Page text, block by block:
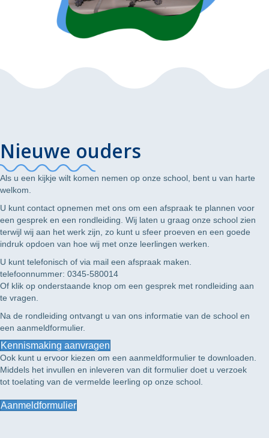
Nieuwe ouders
Als u een kijkje wilt komen nemen op onze school, bent u van harte
welkom.
U kunt contact opnemen met ons om een afspraak te plannen voor
een gesprek en een rondleiding. Wij laten u graag onze school zien
terwijl wij aan het werk zijn, zo kunt u sfeer proeven en een goede
indruk opdoen van hoe wij met onze leerlingen werken.
U kunt telefonisch of via mail een afspraak maken.
telefoonnummer: 0345-580014
Of klik op onderstaande knop om een gesprek met rondleiding aan
te vragen.
Na de rondleiding ontvangt u van ons informatie van de school en
een aanmeldformulier.
Kennismaking aanvragen
Ook kunt u ervoor kiezen om een aanmeldformulier te downloaden.
Middels het invullen en inleveren van dit formulier doet u verzoek
tot toelating van de vermelde leerling op onze school.
Aanmeldformulier